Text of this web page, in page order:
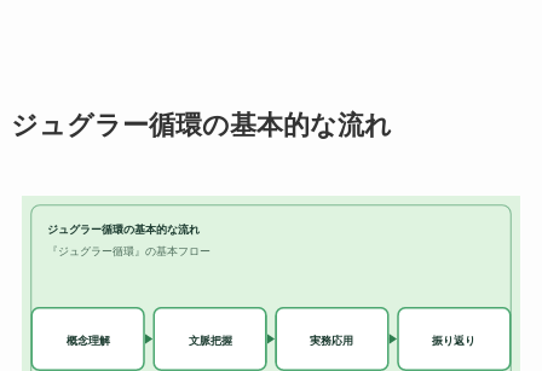
ジュグラー循環の基本的な流れ
ジュグラー循環の基本的な流れ
『ジュグラー循環』の基本フロー
概念理解 文脈把握 実務応用 振り返り